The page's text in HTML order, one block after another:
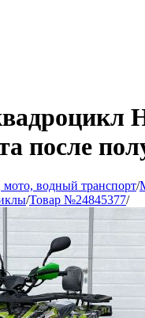
после
водный транспорт/
/Товар №24845377/